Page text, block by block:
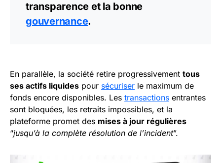
transparence et la bonne
gouvernance.
En parallèle, la société retire progressivement tous
ses actifs liquides pour sécuriser le maximum de
fonds encore disponibles. Les transactions entrantes
sont bloquées, les retraits impossibles, et la
plateforme promet des mises à jour régulières
“jusqu’à la complète résolution de l’incident”.